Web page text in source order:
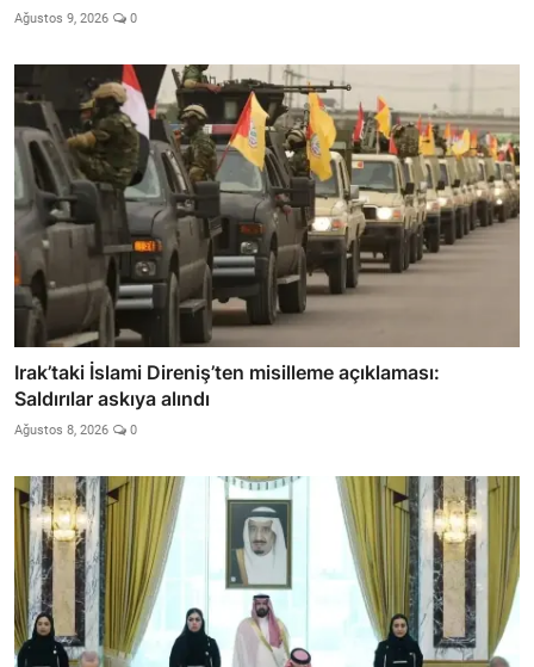
Ağustos 9, 2026 0
Irak’taki İslami Direniş’ten misilleme açıklaması:
Saldırılar askıya alındı
Ağustos 8, 2026 0